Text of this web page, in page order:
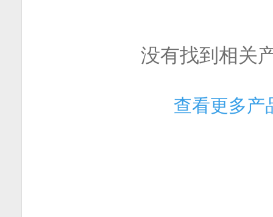
没有找到相关
查看更多产